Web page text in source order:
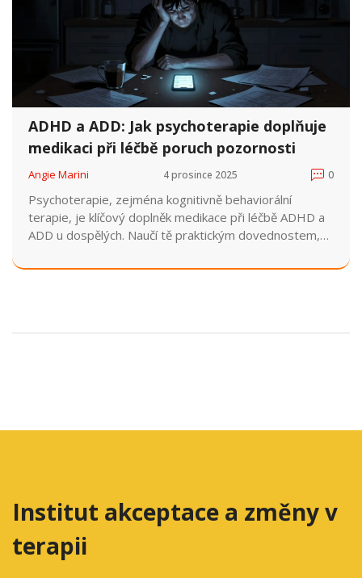
ADHD a ADD: Jak psychoterapie doplňuje
medikaci při léčbě poruch pozornosti
Angie Marini 4 prosince 2025 0
Psychoterapie, zejména kognitivně behaviorální
terapie, je klíčový doplněk medikace při léčbě ADHD a
ADD u dospělých. Naučí tě praktickým dovednostem,
Institut akceptace a změny v
terapii